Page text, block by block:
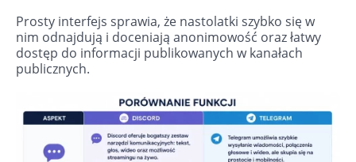
Prosty interfejs sprawia, że nastolatki szybko się w
nim odnajdują i doceniają anonimowość oraz łatwy
dostęp do informacji publikowanych w kanałach
publicznych.